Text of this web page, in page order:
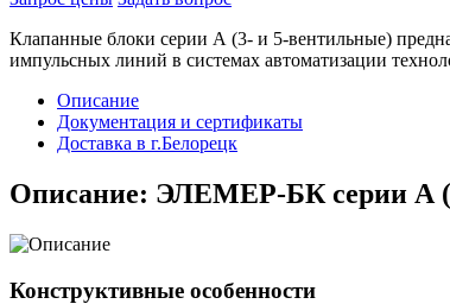
Клапанные блоки серии А (3- и 5-вентильные)
импульсных линий в системах автоматизации
Описание
Документация и сертификаты
Доставка в г.Белорецк
Описание: ЭЛЕМЕР-БК серии А
Конструктивные особенности